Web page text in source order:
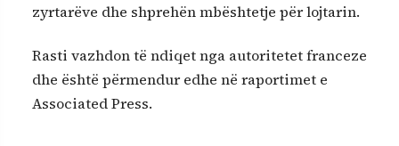
zyrtarëve dhe shprehën mbështetje për lojtarin.
Rasti vazhdon të ndiqet nga autoritetet franceze
dhe është përmendur edhe në raportimet e
Associated Press.